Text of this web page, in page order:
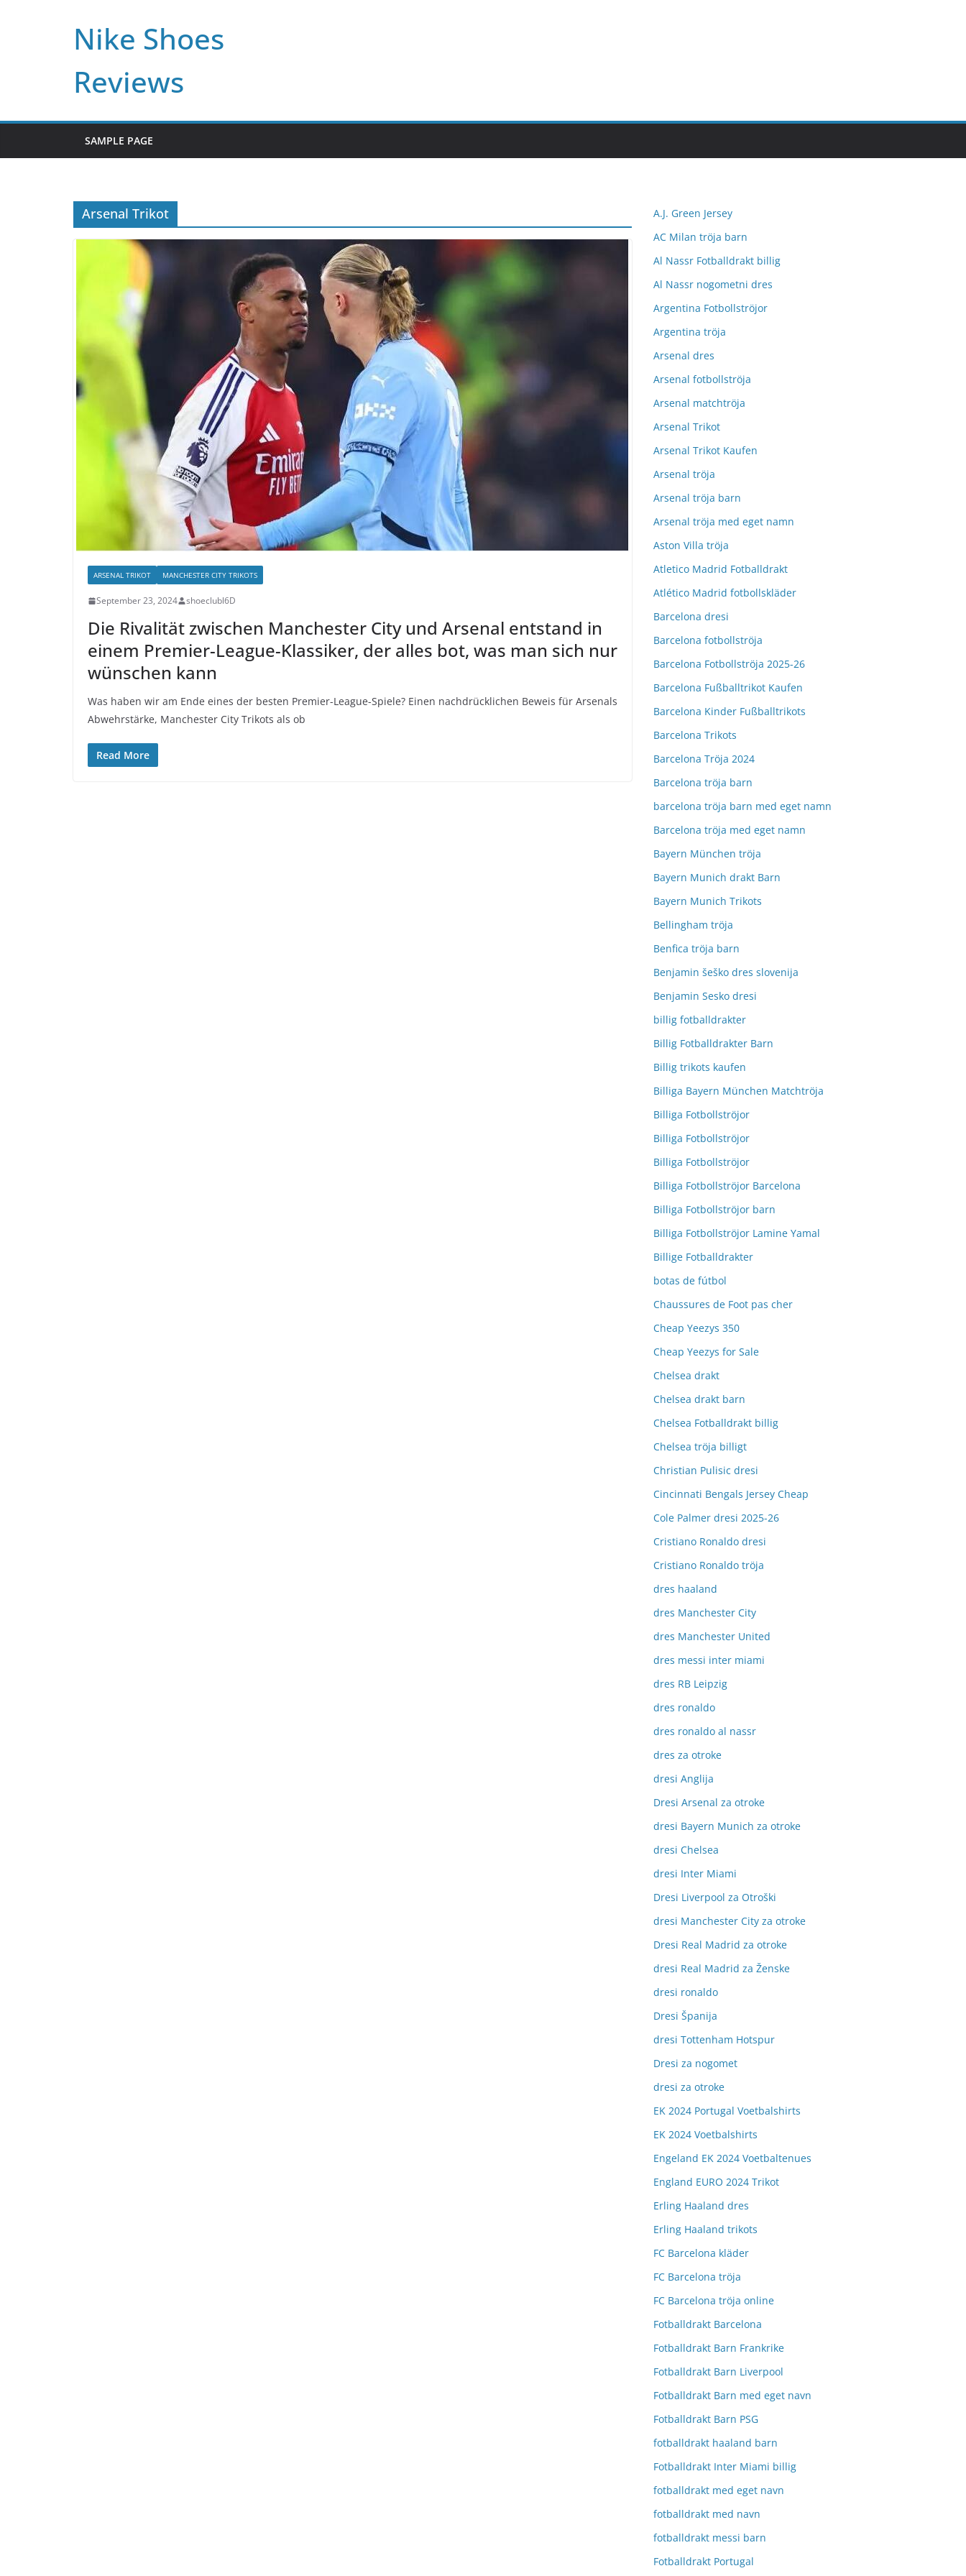
Nike Shoes
Reviews
SAMPLE PAGE
Arsenal Trikot
ARSENAL TRIKOT MANCHESTER CITY TRIKOTS
September 23, 2024 shoeclubl6D
Die Rivalität zwischen Manchester City und Arsenal entstand in
einem Premier-League-Klassiker, der alles bot, was man sich nur
wünschen kann
Was haben wir am Ende eines der besten Premier-League-Spiele? Einen nachdrücklichen Beweis für Arsenals
Abwehrstärke, Manchester City Trikots als ob
Read More
A.J. Green Jersey
AC Milan tröja barn
Al Nassr Fotballdrakt billig
Al Nassr nogometni dres
Argentina Fotbollströjor
Argentina tröja
Arsenal dres
Arsenal fotbollströja
Arsenal matchtröja
Arsenal Trikot
Arsenal Trikot Kaufen
Arsenal tröja
Arsenal tröja barn
Arsenal tröja med eget namn
Aston Villa tröja
Atletico Madrid Fotballdrakt
Atlético Madrid fotbollskläder
Barcelona dresi
Barcelona fotbollströja
Barcelona Fotbollströja 2025-26
Barcelona Fußballtrikot Kaufen
Barcelona Kinder Fußballtrikots
Barcelona Trikots
Barcelona Tröja 2024
Barcelona tröja barn
barcelona tröja barn med eget namn
Barcelona tröja med eget namn
Bayern München tröja
Bayern Munich drakt Barn
Bayern Munich Trikots
Bellingham tröja
Benfica tröja barn
Benjamin šeško dres slovenija
Benjamin Sesko dresi
billig fotballdrakter
Billig Fotballdrakter Barn
Billig trikots kaufen
Billiga Bayern München Matchtröja
Billiga Fotbollströjor
Billiga Fotbollströjor
Billiga Fotbollströjor
Billiga Fotbollströjor Barcelona
Billiga Fotbollströjor barn
Billiga Fotbollströjor Lamine Yamal
Billige Fotballdrakter
botas de fútbol
Chaussures de Foot pas cher
Cheap Yeezys 350
Cheap Yeezys for Sale
Chelsea drakt
Chelsea drakt barn
Chelsea Fotballdrakt billig
Chelsea tröja billigt
Christian Pulisic dresi
Cincinnati Bengals Jersey Cheap
Cole Palmer dresi 2025-26
Cristiano Ronaldo dresi
Cristiano Ronaldo tröja
dres haaland
dres Manchester City
dres Manchester United
dres messi inter miami
dres RB Leipzig
dres ronaldo
dres ronaldo al nassr
dres za otroke
dresi Anglija
Dresi Arsenal za otroke
dresi Bayern Munich za otroke
dresi Chelsea
dresi Inter Miami
Dresi Liverpool za Otroški
dresi Manchester City za otroke
Dresi Real Madrid za otroke
dresi Real Madrid za Ženske
dresi ronaldo
Dresi Španija
dresi Tottenham Hotspur
Dresi za nogomet
dresi za otroke
EK 2024 Portugal Voetbalshirts
EK 2024 Voetbalshirts
Engeland EK 2024 Voetbaltenues
England EURO 2024 Trikot
Erling Haaland dres
Erling Haaland trikots
FC Barcelona kläder
FC Barcelona tröja
FC Barcelona tröja online
Fotballdrakt Barcelona
Fotballdrakt Barn Frankrike
Fotballdrakt Barn Liverpool
Fotballdrakt Barn med eget navn
Fotballdrakt Barn PSG
fotballdrakt haaland barn
Fotballdrakt Inter Miami billig
fotballdrakt med eget navn
fotballdrakt med navn
fotballdrakt messi barn
Fotballdrakt Portugal